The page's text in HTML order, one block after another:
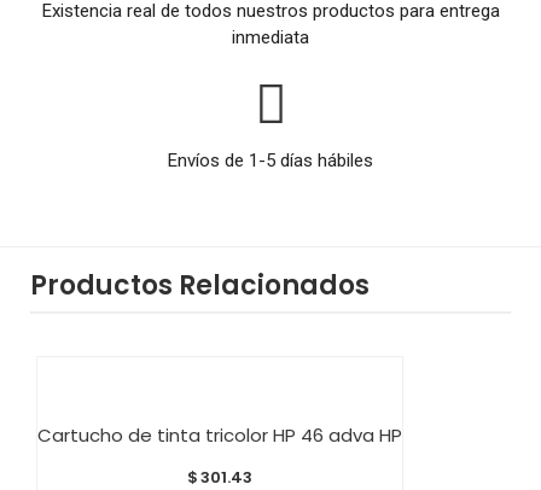
Existencia real de todos nuestros productos para entrega
inmediata
Envíos de 1-5 días hábiles
Productos Relacionados
Cartucho de tinta tricolor HP 46 adva HP
$301.43